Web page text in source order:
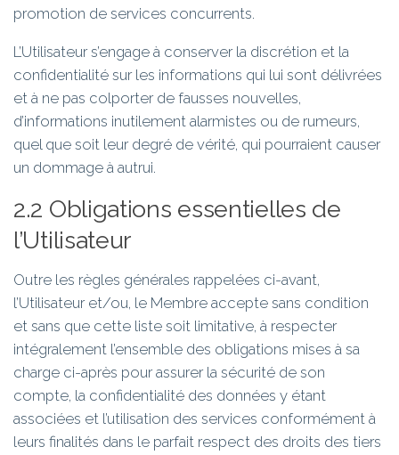
promotion de services concurrents.
L’Utilisateur s’engage à conserver la discrétion et la
confidentialité sur les informations qui lui sont délivrées
et à ne pas colporter de fausses nouvelles,
d’informations inutilement alarmistes ou de rumeurs,
quel que soit leur degré de vérité, qui pourraient causer
un dommage à autrui.
2.2 Obligations essentielles de
l’Utilisateur
Outre les règles générales rappelées ci-avant,
l’Utilisateur et/ou, le Membre accepte sans condition
et sans que cette liste soit limitative, à respecter
intégralement l’ensemble des obligations mises à sa
charge ci-après pour assurer la sécurité de son
compte, la confidentialité des données y étant
associées et l’utilisation des services conformément à
leurs finalités dans le parfait respect des droits des tiers